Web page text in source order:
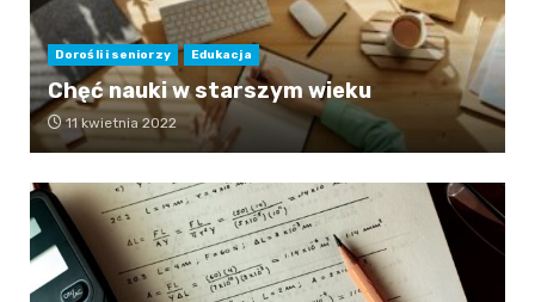
Dorośli i seniorzy Edukacja
Chęć nauki w starszym wieku
11 kwietnia 2022